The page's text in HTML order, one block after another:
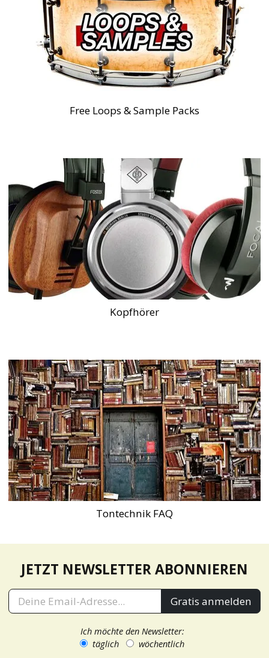
Free Loops & Sample Packs
Kopfhörer
Tontechnik FAQ
JETZT NEWSLETTER ABONNIEREN
Gratis anmelden
Ich möchte den Newsletter:
täglich
wöchentlich